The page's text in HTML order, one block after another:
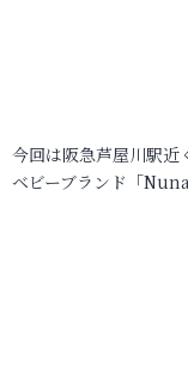
今回は阪急芦屋川駅近
ベビーブランド「